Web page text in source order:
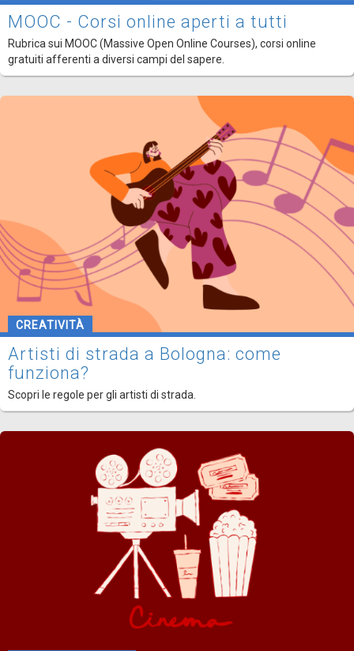
MOOC - Corsi online aperti a tutti
Rubrica sui MOOC (Massive Open Online Courses), corsi online
gratuiti afferenti a diversi campi del sapere.
CREATIVITÀ
Artisti di strada a Bologna: come
funziona?
Scopri le regole per gli artisti di strada.